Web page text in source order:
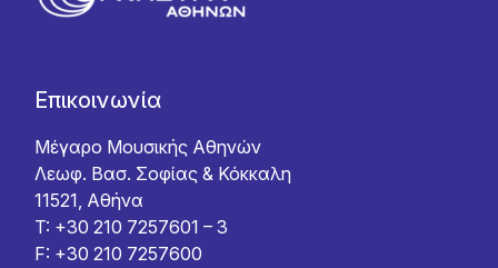
Επικοινωνία
Μέγαρο Μουσικής Αθηνών
Λεωφ. Βασ. Σοφίας & Κόκκαλη
11521, Αθήνα
T: +30 210 7257601 – 3
F: +30 210 7257600